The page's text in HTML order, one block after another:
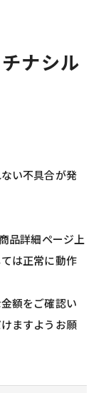
ナシル
い不具合が発
品詳細ページ上
は正常に動作
額をご確認い
ますようお願